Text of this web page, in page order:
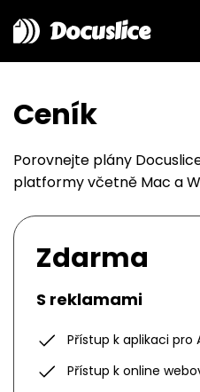
Docuslice
Ceník
Porovnejte plány
platformy včetně Mac a
Zdarma
S reklamami
Přístup k aplikaci pro
Přístup k online